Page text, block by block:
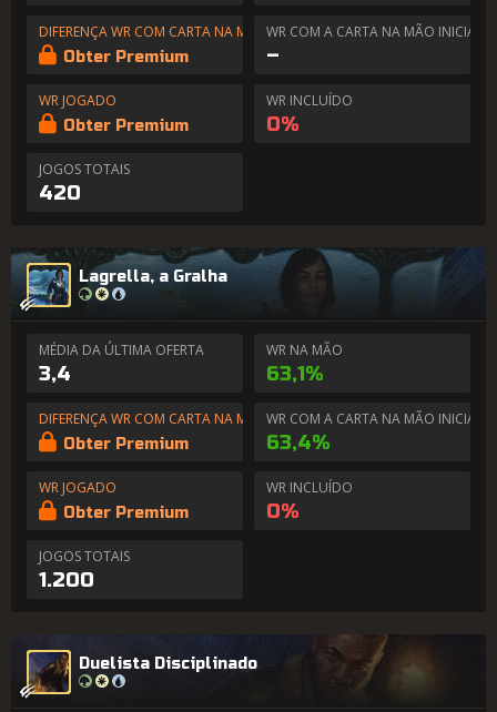
DIFERENÇA WR COM CARTA NA MÃO
Obter Premium
WR COM A CARTA NA MÃO INICIAL
–
WR JOGADO
Obter Premium
WR INCLUÍDO
0%
JOGOS TOTAIS
420
Lagrella, a Gralha
MÉDIA DA ÚLTIMA OFERTA
3,4
WR NA MÃO
63,1%
DIFERENÇA WR COM CARTA NA MÃO
Obter Premium
WR COM A CARTA NA MÃO INICIAL
63,4%
WR JOGADO
Obter Premium
WR INCLUÍDO
0%
JOGOS TOTAIS
1.200
Duelista Disciplinado